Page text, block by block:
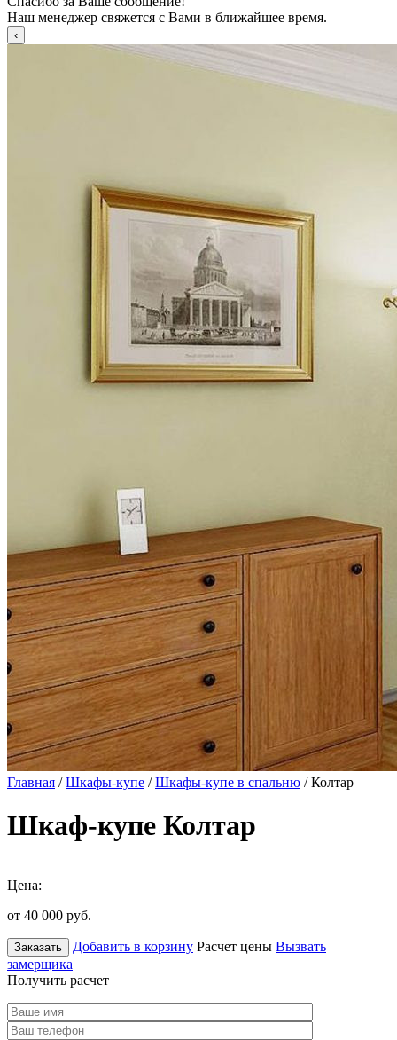
Наш менеджер свяжется с Вами в ближайшее время.
Главная /Шкафы-купе /Шкафы-купе в спальню / Колтар
Шкаф-купе Колтар
Цена:
от 40 000 руб.
Заказать Добавить в корзину Расчет цены Вызвать
замерщика
Получить расчет